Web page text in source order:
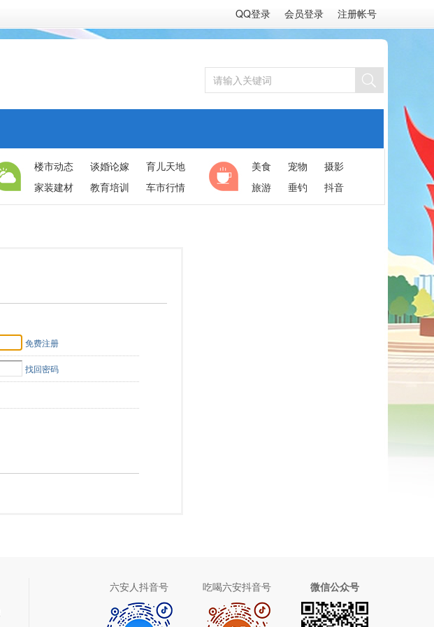
QQ登录 会员登录 注册帐号
楼市动态 谈婚论嫁
育儿天地
家装建材
教育培训 车市行情
美食 宠物
摄影
旅游
垂钓 抖音
免费注册
找回密码
六安人抖音号 吃喝六安抖音号 微信公众号